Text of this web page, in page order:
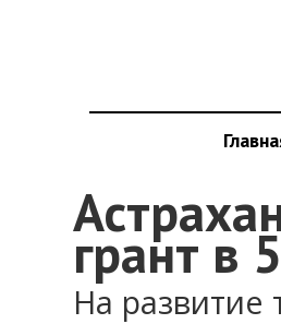
грант в
На развитие